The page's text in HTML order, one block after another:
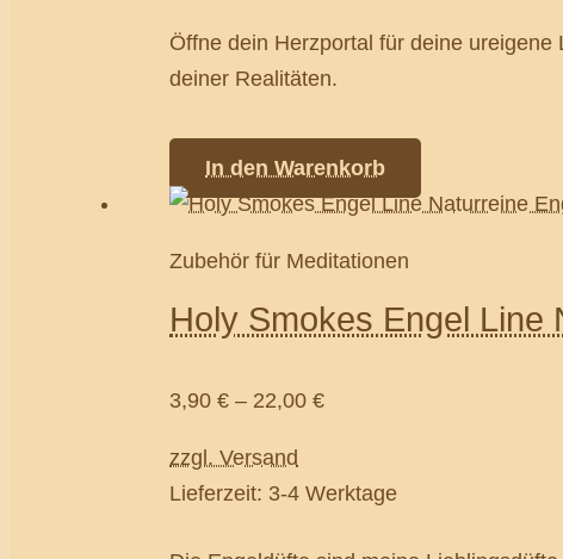
Öffne dein Herzportal für deine
deiner Realitäten.
In den Warenkorb
Zubehör für Meditationen
Holy Smokes Engel Line
3,90 € – 22,00 €
zzgl. Versand
Lieferzeit: 3-4 Werktage